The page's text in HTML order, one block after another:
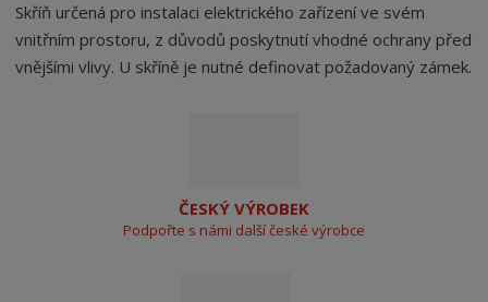
Skříň určená pro instalaci elektrického zařízení ve svém
vnitřním prostoru, z důvodů poskytnutí vhodné ochrany před
vnějšími vlivy. U skříně je nutné definovat požadovaný zámek.
ČESKÝ VÝROBEK
Podpořte s námi další české výrobce